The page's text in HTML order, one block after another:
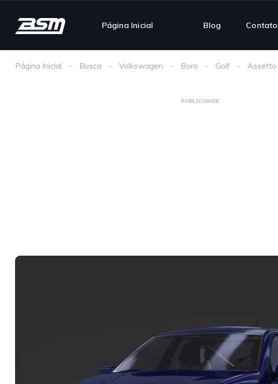
Página Inicial Blog Contato
Página Inicial Busca Volkswagen Bora Golf Assetto
PUBLICIDADE